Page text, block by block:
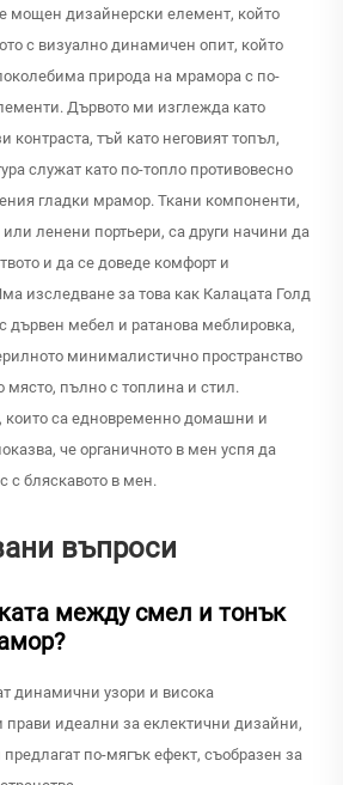
мощен дизайнерски елемент, който
с визуално динамичен опит, който
природа на мрамора с по-
Дървото ми изглежда като
контраста, тъй като неговият топъл,
служат като по-топло противовесно
гладки мрамор. Ткани компоненти,
ленени портьери, са други начини да
и да се доведе комфорт и
изследване за това как Калацата Голд
дървен мебел и ратанова меблировка,
минималистично пространство
място, пълно с топлина и стил.
които са едновременно домашни и
че органичното в мен успя да
с бляскавото в мен.
въпроси
между смел и тонък
динамични узори и висока
прави идеални за еклектични дизайни,
по-мягък ефект, съобразен за